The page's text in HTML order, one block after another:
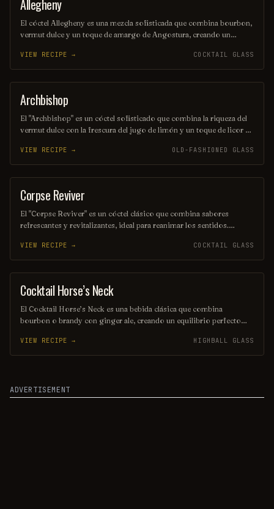
ORDINARY DRINK
Allegheny
El cóctel Allegheny es una mezcla sofisticada que combina bourbon,
vermut dulce y un toque de amargo de Angostura, creando un
elegante y su sabor profundo evocan la esencia de la región de los
Apalaches, ideal para disfrutar en una noche especial.
VIEW RECIPE → COCKTAIL GLASS
ORDINARY DRINK
Archbishop
El "Archbishop" es un cóctel sofisticado que combina la riqueza del
vermut dulce con la frescura del jugo de limón y un toque de licor de
perfecto entre dulzura y acidez, ideal para quienes buscan una
experiencia única y refinada. Su presentación y sabor lo convierten
en una opción perfecta para ocasiones especiales.
VIEW RECIPE → OLD-FASHIONED GLASS
COCKTAIL
Corpse Reviver
El "Corpse Reviver" es un cóctel clásico que combina sabores
refrescantes y revitalizantes, ideal para reanimar los sentidos.
y un toque de limón, su nombre sugiere su capacidad para "revivir" a
quienes lo prueban. Perfecto para cualquier ocasión, este trago
ofrece un equilibrio entre lo dulce y lo ácido, convirtiéndolo en una
experiencia única.
VIEW RECIPE → COCKTAIL GLASS
COCKTAIL
Cocktail Horse’s Neck
El Cocktail Horse’s Neck es una bebida clásica que combina
bourbon o brandy con ginger ale, creando un equilibrio perfecto
de una cáscara de limón en forma de espiral que se asemeja a un
cuello de caballo. Ideal para disfrutar en una ocasión especial, este
VIEW RECIPE → HIGHBALL GLASS
ADVERTISEMENT